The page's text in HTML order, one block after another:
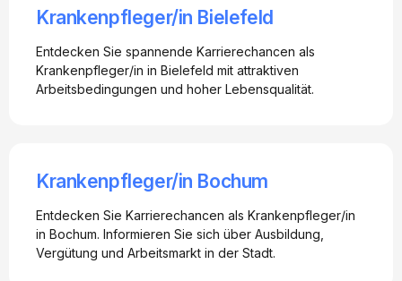
Krankenpfleger/in Bielefeld
Entdecken Sie spannende Karrierechancen als
Krankenpfleger/in in Bielefeld mit attraktiven
Arbeitsbedingungen und hoher Lebensqualität.
Krankenpfleger/in Bochum
Entdecken Sie Karrierechancen als Krankenpfleger/in
in Bochum. Informieren Sie sich über Ausbildung,
Vergütung und Arbeitsmarkt in der Stadt.